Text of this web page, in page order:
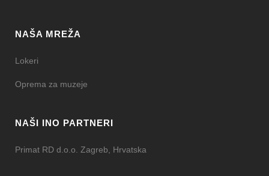
NAŠA MREŽA
Lokeri
Oprema za muzeje
NAŠI INO PARTNERI
Primat RD d.o.o. Zagreb, Hrvatska